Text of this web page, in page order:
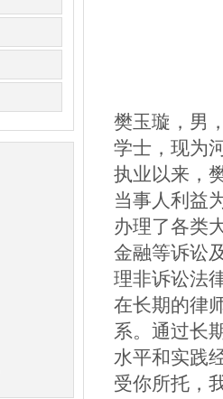
樊玉璇，男
学士，现为
执业以来，
当事人利益
办理了各类
金融等诉讼
理非诉讼法
在长期的律
系。通过长
水平和实践
受你所托，